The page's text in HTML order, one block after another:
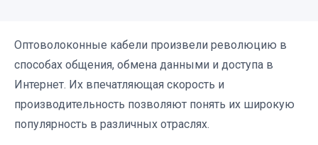
Оптоволоконные кабели произвели революцию в
способах общения, обмена данными и доступа в
Интернет. Их впечатляющая скорость и
производительность позволяют понять их широкую
популярность в различных отраслях.